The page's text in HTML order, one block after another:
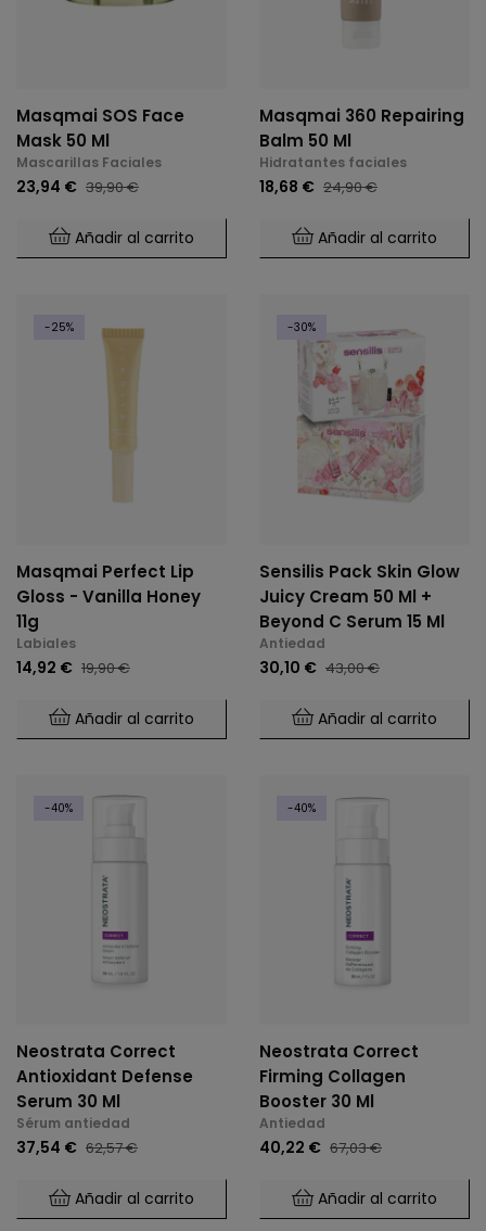
Masqmai SOS Face
Mask 50 Ml
Mascarillas Faciales
23,94 € 39,90 €
Añadir al carrito
Masqmai 360 Repairing
Balm 50 Ml
Hidratantes faciales
18,68 € 24,90 €
Añadir al carrito
-25%
Masqmai Perfect Lip
Gloss - Vanilla Honey
11g
Labiales
14,92 € 19,90 €
Añadir al carrito
-30%
Sensilis Pack Skin Glow
Juicy Cream 50 Ml +
Beyond C Serum 15 Ml
Antiedad
30,10 € 43,00 €
Añadir al carrito
-40%
Neostrata Correct
Antioxidant Defense
Serum 30 Ml
Sérum antiedad
37,54 € 62,57 €
Añadir al carrito
-40%
Neostrata Correct
Firming Collagen
Booster 30 Ml
Antiedad
40,22 € 67,03 €
Añadir al carrito